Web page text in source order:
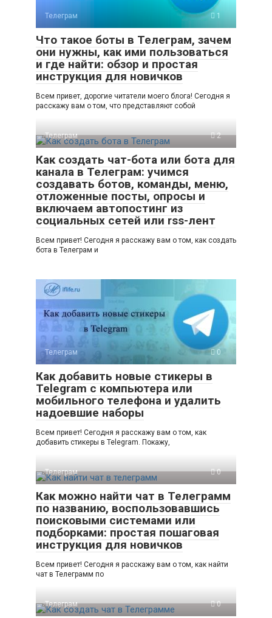
Телеграм 1
Что такое боты в Телеграм, зачем
они нужны, как ими пользоваться
и где найти: обзор и простая
инструкция для новичков
Всем привет, дорогие читатели моего блога! Сегодня я
расскажу вам о том, что представляют собой
Телеграм 2
Как создать чат-бота или бота для
канала в Телеграм: учимся
создавать ботов, команды, меню,
отложенные посты, опросы и
включаем автопостинг из
социальных сетей или rss-лент
Всем привет! Сегодня я расскажу вам о том, как создать
бота в Телеграм и
Телеграм 0
Как добавить новые стикеры в
Telegram с компьютера или
мобильного телефона и удалить
надоевшие наборы
Всем привет! Сегодня я расскажу вам о том, как
добавить стикеры в Telegram. Покажу,
Телеграм 0
Как можно найти чат в Телеграмм
по названию, воспользовавшись
поисковыми системами или
подборками: простая пошаговая
инструкция для новичков
Всем привет! Сегодня я расскажу вам о том, как найти
чат в Телеграмм по
Телеграм 0